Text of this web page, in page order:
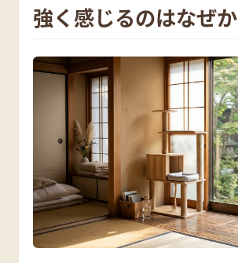
強く感じるのはなぜか